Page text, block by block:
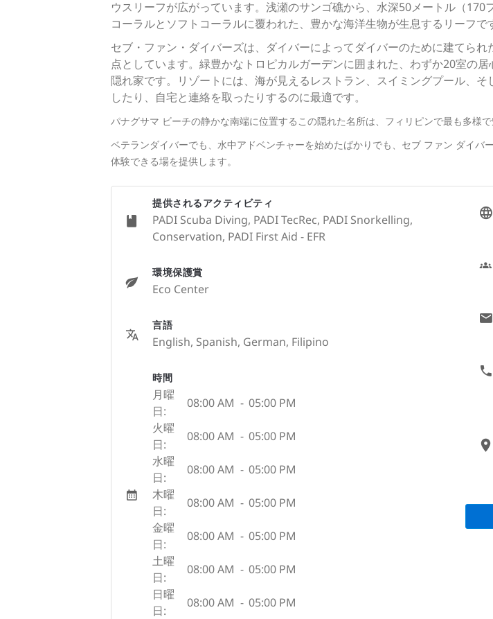
ウスリーフが広がっています。浅瀬のサンゴ礁から、水深50メートル（
コーラルとソフトコーラルに覆われた、豊かな海洋生物が生息するリーフで
セブ・ファン・ダイバーズは、ダイバーによってダイバーのために建てら
点としています。緑豊かなトロピカルガーデンに囲まれた、わずか20室の
隠れ家です。リゾートには、海が見えるレストラン、スイミングプール、
したり、自宅と連絡を取ったりするのに最適です。
パナグサマ ビーチの静かな南端に位置するこの隠れた名所は、フィリピンで最も多様
ベテランダイバーでも、水中アドベンチャーを始めたばかりでも、セブ ファン ダイ
体験できる場を提供します。
提供されるアクティビティ
PADI Scuba Diving, PADI TecRec, PADI Snorkelling,
Conservation, PADI First Aid - EFR
環境保護賞
Eco Center
言語
English, Spanish, German, Filipino
時間
月曜
日:
08:00 AM - 05:00 PM
火曜
日:
08:00 AM - 05:00 PM
水曜
日:
08:00 AM - 05:00 PM
木曜
日:
08:00 AM - 05:00 PM
金曜
日:
08:00 AM - 05:00 PM
土曜
日:
08:00 AM - 05:00 PM
日曜
日:
08:00 AM - 05:00 PM